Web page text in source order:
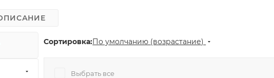
Сортировка:По умолчанию (возрастание)
Выбрать все